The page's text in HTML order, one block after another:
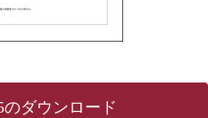
のダウンロード